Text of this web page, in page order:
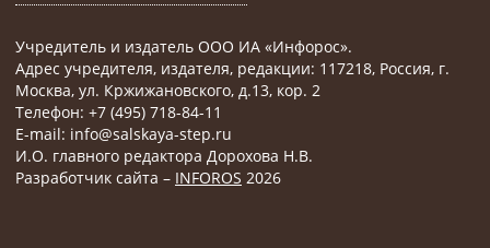
Учредитель и издатель ООО ИА «Инфорос».
Адрес учредителя, издателя, редакции: 117218, Россия, г.
Москва, ул. Кржижановского, д.13, кор. 2
Телефон: +7 (495) 718-84-11
E-mail: info@salskaya-step.ru
И.О. главного редактора Дорохова Н.В.
Разработчик сайта – INFOROS 2026